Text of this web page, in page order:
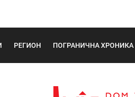
РЕГИОН ПОГРАНИЧНА ХРОНИКА